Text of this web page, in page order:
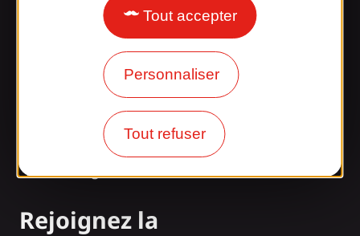
Tout accepter
Personnaliser
Tout refuser
Surpris par notre design ?
Nos horaires d'ouverture
Accès et transports
Nos brochures
Notre blog
Rejoignez la